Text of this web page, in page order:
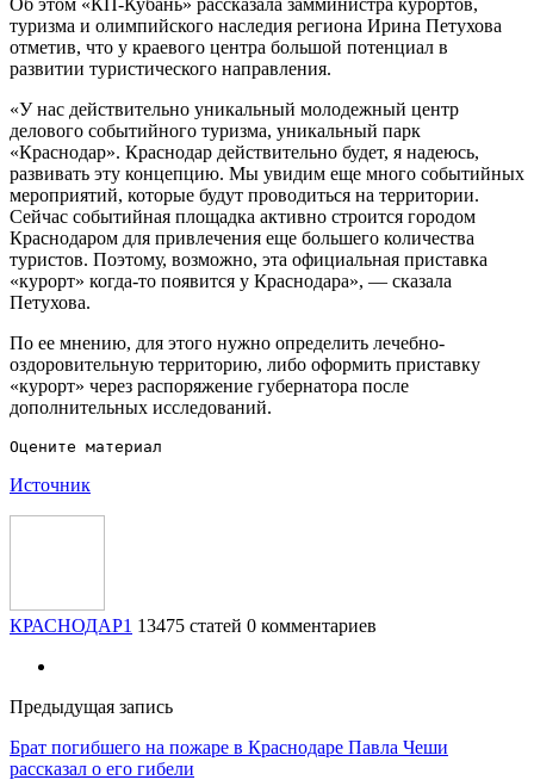
туризма и олимпийского наследия региона Ирина Петухова
отметив, что у краевого центра большой потенциал в
развитии туристического направления.
«У нас действительно уникальный молодежный центр
делового событийного туризма, уникальный парк
«Краснодар». Краснодар действительно будет, я надеюсь,
развивать эту концепцию. Мы увидим еще много событийных
мероприятий, которые будут проводиться на территории.
Сейчас событийная площадка активно строится городом
Краснодаром для привлечения еще большего количества
туристов. Поэтому, возможно, эта официальная приставка
«курорт» когда-то появится у Краснодара», — сказала
Петухова.
По ее мнению, для этого нужно определить лечебно-
оздоровительную территорию, либо оформить приставку
«курорт» через распоряжение губернатора после
дополнительных исследований.
Источник
КРАСНОДАР1 13475 статей 0 комментариев
Предыдущая запись
Брат погибшего на пожаре в Краснодаре Павла Чеши
рассказал о его гибели